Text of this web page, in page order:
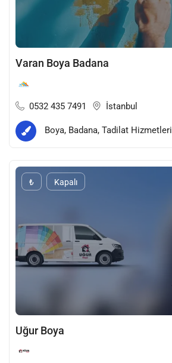
Varan Boya Badana
0532 435 7491 İstanbul
Boya, Badana, Tadilat Hizmetleri
₺ Kapalı
Uğur Boya